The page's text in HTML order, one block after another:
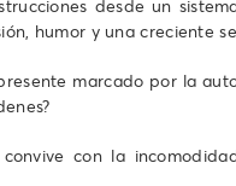
desde un
humor y una creciente
marcado por la
con la